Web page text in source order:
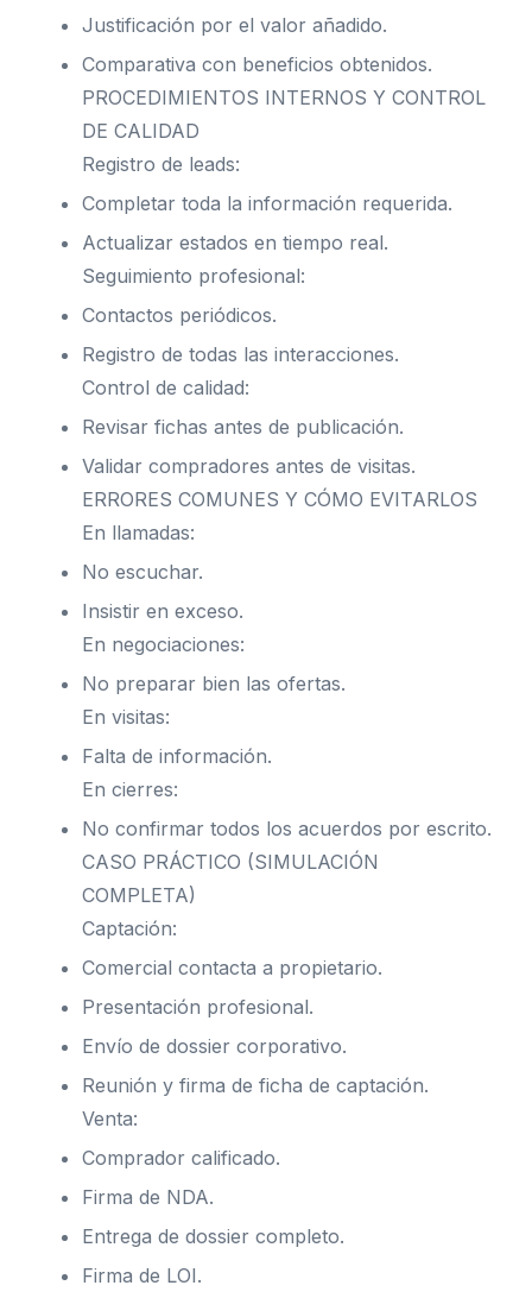
Justificación por el valor añadido.
Comparativa con beneficios obtenidos.
PROCEDIMIENTOS INTERNOS Y CONTROL
DE CALIDAD
Registro de leads:
Completar toda la información requerida.
Actualizar estados en tiempo real.
Seguimiento profesional:
Contactos periódicos.
Registro de todas las interacciones.
Control de calidad:
Revisar fichas antes de publicación.
Validar compradores antes de visitas.
ERRORES COMUNES Y CÓMO EVITARLOS
En llamadas:
No escuchar.
Insistir en exceso.
En negociaciones:
No preparar bien las ofertas.
En visitas:
Falta de información.
En cierres:
No confirmar todos los acuerdos por escrito.
CASO PRÁCTICO (SIMULACIÓN
COMPLETA)
Captación:
Comercial contacta a propietario.
Presentación profesional.
Envío de dossier corporativo.
Reunión y firma de ficha de captación.
Venta:
Comprador calificado.
Firma de NDA.
Entrega de dossier completo.
Firma de LOI.